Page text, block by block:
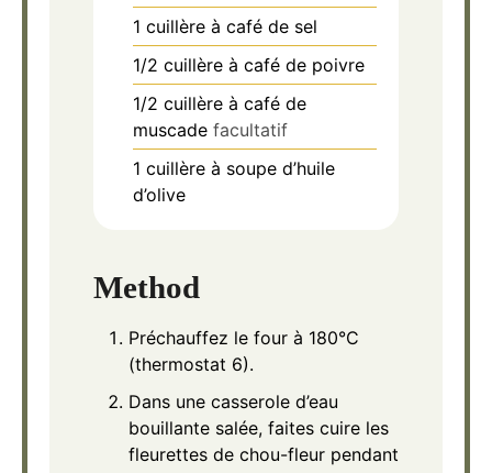
1 cuillère à café de sel
1/2 cuillère à café de poivre
1/2 cuillère à café de
muscade facultatif
1 cuillère à soupe d’huile
d’olive
Method
Préchauffez le four à 180°C
(thermostat 6).
Dans une casserole d’eau
bouillante salée, faites cuire les
fleurettes de chou-fleur pendant